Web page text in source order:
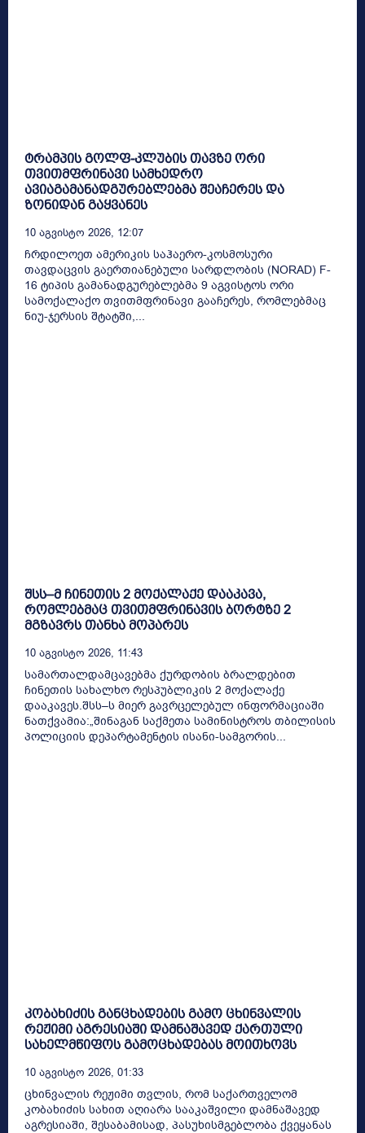
ტრამპის გოლფ-კლუბის თავზე ორი
თვითმფრინავი სამხედრო
ავიაგამანადგურებლებმა შეაჩერეს და
ზონიდან გაყვანეს
10 Აგვისტო 2026, 12:07
ჩრდილოეთ ამერიკის საჰაერო-კოსმოსური
თავდაცვის გაერთიანებული სარდლობის (NORAD) F-
16 ტიპის გამანადგურებლებმა 9 აგვისტოს ორი
სამოქალაქო თვითმფრინავი გააჩერეს, რომლებმაც
ნიუ-ჯერსის შტატში,...
შსს–მ ჩინეთის 2 მოქალაქე დააკავა,
რომლებმაც თვითმფრინავის ბორტზე 2
მგზავრს თანხა მოპარეს
10 Აგვისტო 2026, 11:43
სამართალდამცავებმა ქურდობის ბრალდებით
ჩინეთის სახალხო რესპუბლიკის 2 მოქალაქე
დააკავეს.შსს–ს მიერ გავრცელებულ ინფორმაციაში
ნათქვამია:„შინაგან საქმეთა სამინისტროს თბილისის
პოლიციის დეპარტამენტის ისანი-სამგორის...
კობახიძის განცხადების გამო ცხინვალის
რეჟიმი აგრესიაში დამნაშავედ ქართული
სახელმწიფოს გამოცხადებას მოითხოვს
10 Აგვისტო 2026, 01:33
ცხინვალის რეჟიმი თვლის, რომ საქართველომ
კობახიძის სახით აღიარა სააკაშვილი დამნაშავედ
აგრესიაში, შესაბამისად, პასუხისმგებლობა ქვეყანას